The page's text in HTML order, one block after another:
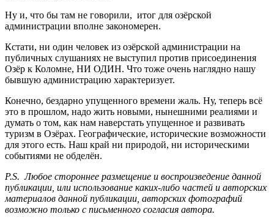
Ну и, что бы там не говорили, итог для озёрской
администрации вполне закономерен.
Кстати, ни один человек из озёрской администрации на
публичных слушаниях не выступил против присоединения
Озёр к Коломне, НИ ОДИН. Что тоже очень наглядно нашу
бывшую администрацию характеризует.
Конечно, бездарно упущенного времени жаль. Ну, теперь всё
это в прошлом, надо жить новыми, нынешними реалиями и
думать о том, как нам наверстать упущенное и развивать
туризм в Озёрах. Географические, исторические возможности
для этого есть. Наш край ни природой, ни историческими
событиями не обделён.
P.S. Любое стороннее размещение и воспроизведение данной
публикации, или использование каких-либо частей и авторских
материалов данной публикации, авторских фотографий
возможно только с письменного согласия автора.